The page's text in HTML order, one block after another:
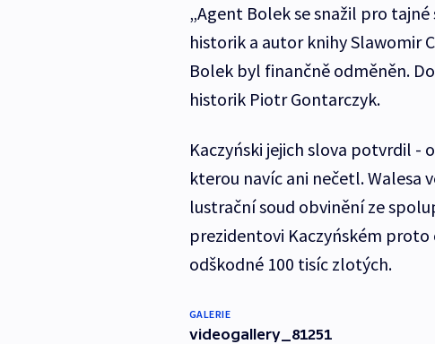
„Agent Bolek se snažil pro
historik a autor knihy Slawomir
Bolek byl finančně odměněn.
historik Piotr Gontarczyk.
Kaczyński jejich slova potvrdil -
kterou navíc ani nečetl. Walesa
lustrační soud obvinění ze
prezidentovi Kaczyńském
odškodné 100 tisíc zlotých.
GALERIE
videogallery_81251